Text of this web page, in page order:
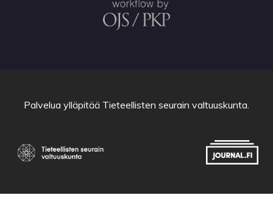
Palvelua ylläpitää Tieteellisten seurain valtuuskunta